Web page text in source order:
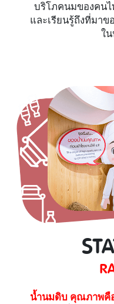
บริโภคนมของคนไ
และเรียนรู้ถึงที่มาข
ใ
น้ำนมดิบ คุณภาพคื